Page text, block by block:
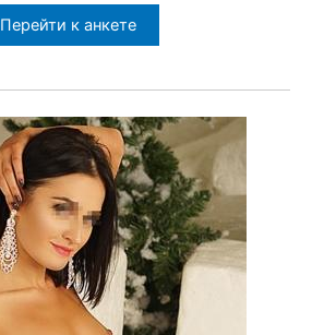
Перейти к анкете